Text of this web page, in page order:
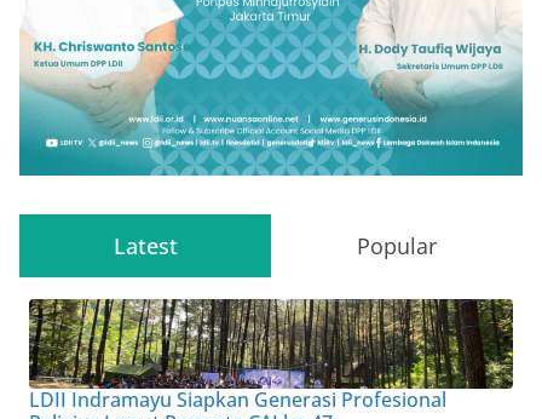
Latest Popular
LDII Indramayu Siapkan Generasi Profesional